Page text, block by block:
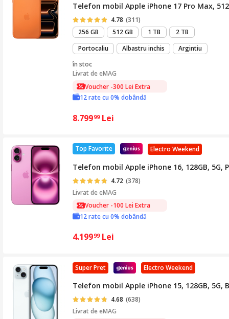
Telefon mobil Apple iPhone 17 Pro Max,
4.78 (311)
256 GB
512 GB 1 TB
2 TB
Portocaliu
Albastru inchis
Argintiu
în stoc
Livrat deeMAG
Voucher -300 Lei Extra
12 rate cu 0% dobândă
8.79999 Lei
Electro Weekend
Top Favorite
Telefon mobil Apple iPhone 16, 128GB, 5G,
4.72 (378)
Livrat deeMAG
Voucher -100 Lei Extra
12 rate cu 0% dobândă
4.19999 Lei
Electro Weekend
Super Pret
Telefon mobil Apple iPhone 15, 128GB, 5G,
4.68 (638)
Livrat deeMAG